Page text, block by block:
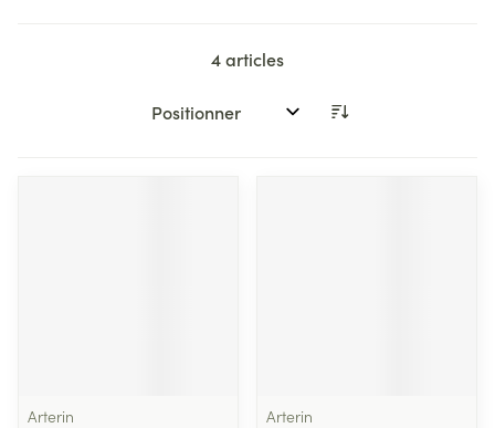
4articles
Trier par:
Arterin
Arterin